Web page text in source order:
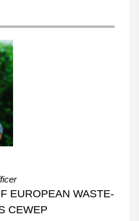
EUROPEAN WASTE-
CEWEP